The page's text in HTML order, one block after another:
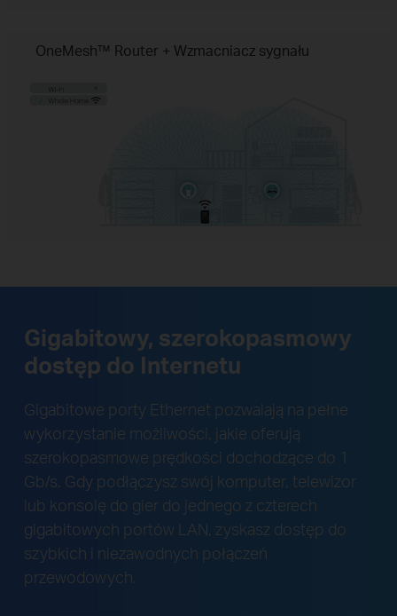
OneMesh™ Router + Wzmacniacz sygnału
Gigabitowy, szerokopasmowy
dostęp do Internetu
Gigabitowe porty Ethernet pozwalają na pełne
wykorzystanie możliwości, jakie oferują
szerokopasmowe prędkości dochodzące do 1
Gb/s. Gdy podłączysz swój komputer, telewizor
lub konsolę do gier do jednego z czterech
gigabitowych portów LAN, zyskasz dostęp do
szybkich i niezawodnych połączeń
przewodowych.